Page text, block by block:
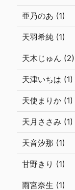
亜乃のあ (1)
天羽希純 (1)
天木じゅん (2)
天津いちは (1)
天使まりか (1)
天月ささみ (1)
天音汐那 (1)
甘野きり (1)
雨宮奈生 (1)